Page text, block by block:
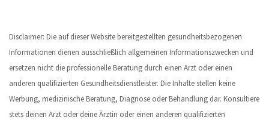
Disclaimer: Die auf dieser Website bereitgestellten gesundheitsbezogenen
Informationen dienen ausschließlich allgemeinen Informationszwecken und
ersetzen nicht die professionelle Beratung durch einen Arzt oder einen
anderen qualifizierten Gesundheitsdienstleister. Die Inhalte stellen keine
Werbung, medizinische Beratung, Diagnose oder Behandlung dar. Konsultiere
stets deinen Arzt oder deine Ärztin oder einen anderen qualifizierten